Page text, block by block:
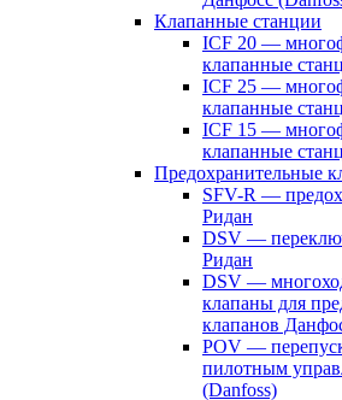
Клапанные станции
ICF 20 —
клапанные
ICF 25 —
клапанные
ICF 15 —
клапанные
Предохранительные
SFV-R —
Ридан
DSV —
Ридан
DSV —
клапаны для
клапанов
POV —
пилотным
(Danfoss)